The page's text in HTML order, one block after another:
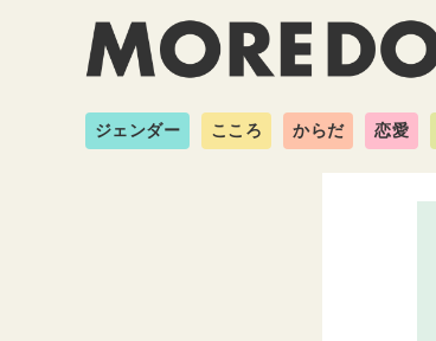
ジェンダー こころ からだ 恋愛